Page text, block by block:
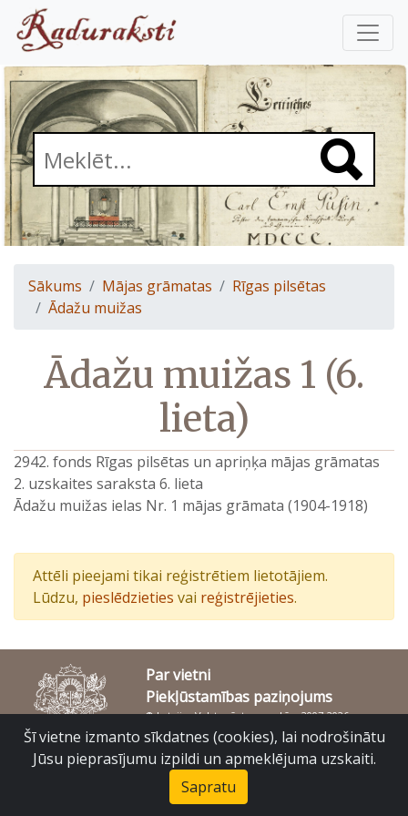
Sākums Mājas grāmatas
Rīgas pilsētas
Ādažu muižas
Ādažu muižas 1 (6.
lieta)
2942. fonds Rīgas pilsētas un apriņķa mājas grāmatas
2. uzskaites saraksta 6. lieta
Ādažu muižas ielas Nr. 1 mājas grāmata (1904-1918)
Attēli pieejami tikai reģistrētiem lietotājiem.
Lūdzu, pieslēdzieties vai reģistrējieties.
Par vietni
Piekļūstamības paziņojums
© Latvijas Valsts vēstures arhīvs 2007-2026
Slokas iela 16, Rīga, LV – 1048
Šī vietne izmanto sīkdatnes (cookies), lai nodrošinātu
Jūsu pieprasījumu izpildi un apmeklējuma uzskaiti.
Sapratu